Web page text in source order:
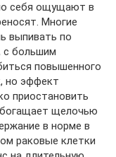
себя ощущают в
Многие
выпивать по
с большим
повышенного
но эффект
приостановить
щелочью
в норме в
раковые клетки